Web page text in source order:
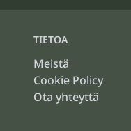
TIETOA
Meistä
Cookie Policy
Ota yhteyttä